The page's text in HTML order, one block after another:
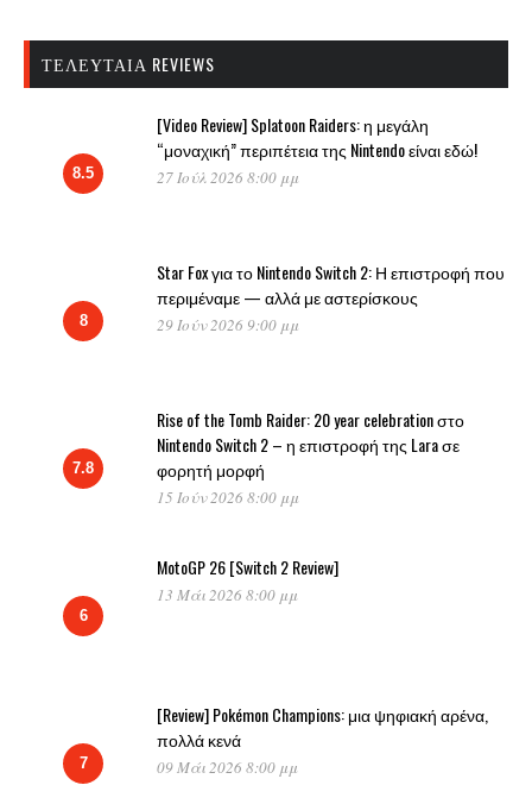
ΤΕΛΕΥΤΑΊΑ REVIEWS
8.5
[Video Review] Splatoon Raiders: η μεγάλη
“μοναχική” περιπέτεια της Nintendo είναι εδώ!
27 Ιούλ 2026 8:00 μμ
8
Star Fox για το Nintendo Switch 2: Η επιστροφή που
περιμέναμε — αλλά με αστερίσκους
29 Ιούν 2026 9:00 μμ
7.8
Rise of the Tomb Raider: 20 year celebration στο
Nintendo Switch 2 – η επιστροφή της Lara σε
φορητή μορφή
15 Ιούν 2026 8:00 μμ
6
MotoGP 26 [Switch 2 Review]
13 Μάι 2026 8:00 μμ
7
[Review] Pokémon Champions: μια ψηφιακή αρένα,
πολλά κενά
09 Μάι 2026 8:00 μμ